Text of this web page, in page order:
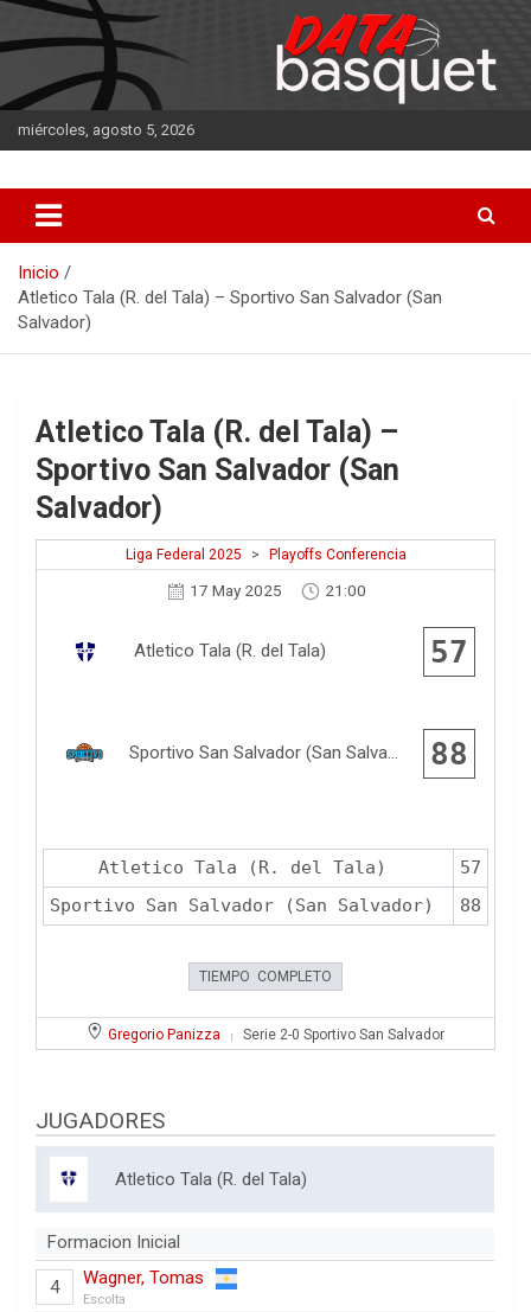
Saltar
al
contenido
miércoles, agosto 5, 2026
DATA Basquet
Inicio
Atletico Tala (R. del Tala) – Sportivo San Salvador (San
Salvador)
Atletico Tala (R. del Tala) –
Sportivo San Salvador (San
Salvador)
Liga Federal 2025 > Playoffs Conferencia
17 May 2025 21:00
Atletico Tala (R. del Tala) 57
Sportivo San Salvador (San Salvador) 88
Atletico Tala (R. del Tala)
57
Sportivo San Salvador (San Salvador)
88
TIEMPO COMPLETO
Gregorio Panizza | Serie 2-0 Sportivo San Salvador
JUGADORES
Atletico Tala (R. del Tala)
Formacion Inicial
4 Wagner, Tomas
Escolta